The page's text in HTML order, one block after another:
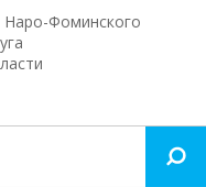
Наро-Фоминского